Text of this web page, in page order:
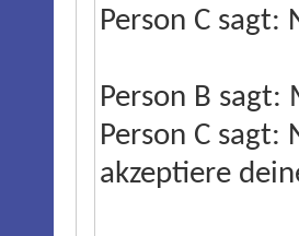
Person C sagt:
Person B sagt:
Person C sagt:
akzeptiere